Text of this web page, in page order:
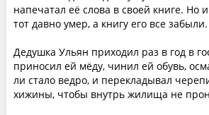
напечатал её слова в своей книге. Но
тот давно умер, а книгу его все забыли.
Дедушка Ульян приходил раз в год в
приносил ей мёду, чинил ей обувь,
ли стало ведро, и перекладывал
хижины, чтобы внутрь жилища не